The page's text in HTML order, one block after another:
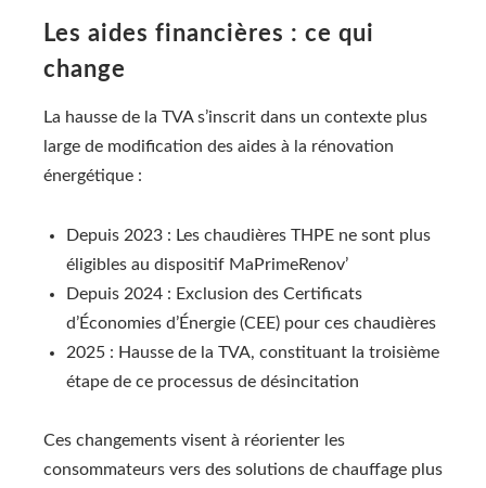
Les aides financières : ce qui
change
La hausse de la TVA s’inscrit dans un contexte plus
large de modification des aides à la rénovation
énergétique :
Depuis 2023 : Les chaudières THPE ne sont plus
éligibles au dispositif MaPrimeRenov’
Depuis 2024 : Exclusion des Certificats
d’Économies d’Énergie (CEE) pour ces chaudières
2025 : Hausse de la TVA, constituant la troisième
étape de ce processus de désincitation
Ces changements visent à réorienter les
consommateurs vers des solutions de chauffage plus